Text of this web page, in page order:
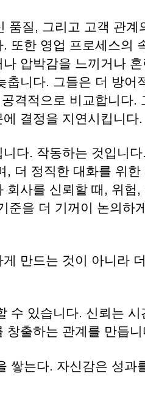
품질, 그리고 고객 관계
또한 영업 프로세스의
압박감을 느끼거나 혼
춥니다. 그들은 더 방어
격적으로 비교합니다.
결정을 지연시킵니다.
다. 작동하는 것입니
, 더 정직한 대화를 위한
회사를 신뢰할 때, 위험,
준을 더 기꺼이 논의하
만드는 것이 아니라
수 있습니다. 신뢰는 시
창출하는 관계를 만듭니
쌓는다. 자신감은 성과